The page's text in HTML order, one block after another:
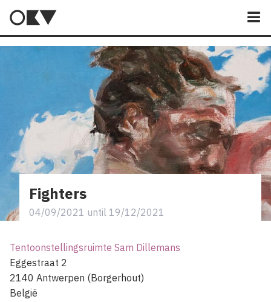
Fighters
04/09/2021 until 19/12/2021
Tentoonstellingsruimte Sam Dillemans
Eggestraat 2
2140 Antwerpen (Borgerhout)
België